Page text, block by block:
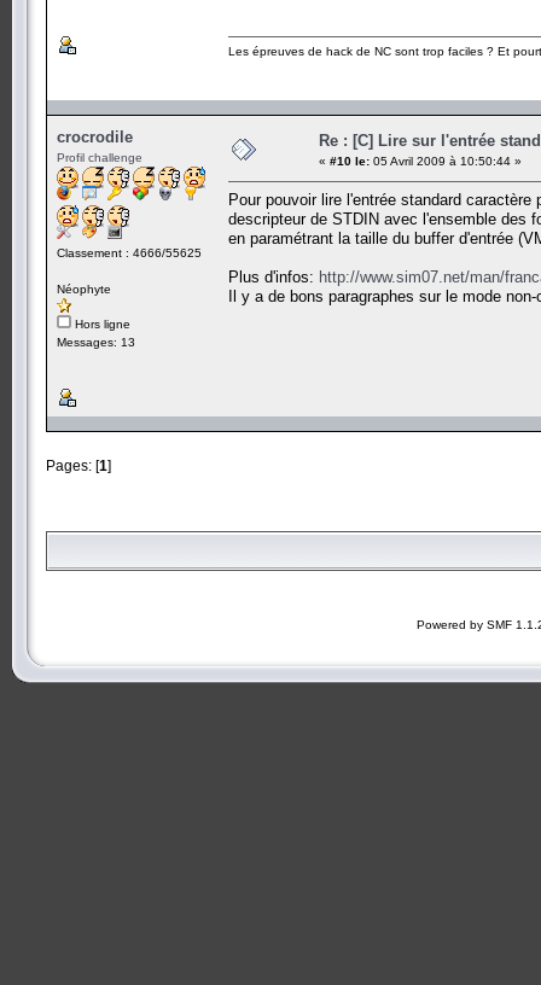
Les épreuves de hack de NC sont trop faciles ? Et
crocrodile
Profil challenge
Classement : 4666/55625
Néophyte
Hors ligne
Messages: 13
Re : [C] Lire sur l'entrée
« #10 le: 05 Avril 2009 à 10:50:44 »
Pour pouvoir lire l'entrée standard
descripteur de STDIN avec l'ensemble des
en paramétrant la taille du buffer d'entrée
Plus d'infos: http://www.sim07.net/man/
Il y a de bons paragraphes sur le mode
Pages: [1]
Powered by SMF